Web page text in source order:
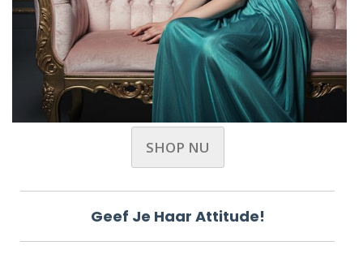
SHOP NU
Geef Je Haar Attitude!